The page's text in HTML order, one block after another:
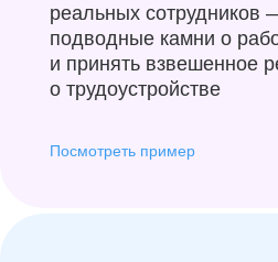
реальных сотрудников
подводные камни о
и принять взвешенное
о трудоустройстве
Посмотреть пример